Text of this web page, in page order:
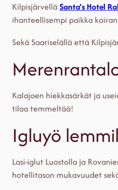
Kilpisjärvellä Santa’s Hotel
ihanteellisempi paikka
Sekä Saariselällä että
Kalajoen hiekkasärkät ja
tilaa temmeltää!
Igluyö
Lasi-iglut Luostolla ja
hotellitason mukavuudet